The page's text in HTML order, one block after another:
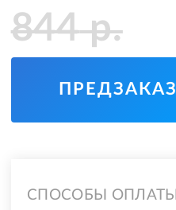
844р.
ПРЕДЗАКАЗ
СПОСОБЫ ОПЛАТЫ